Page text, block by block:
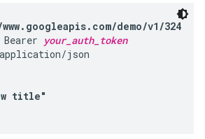
demo/v1/324
your_auth_token
json
title"